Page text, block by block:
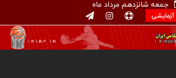
جمعه شانزدهم مرداد ماه